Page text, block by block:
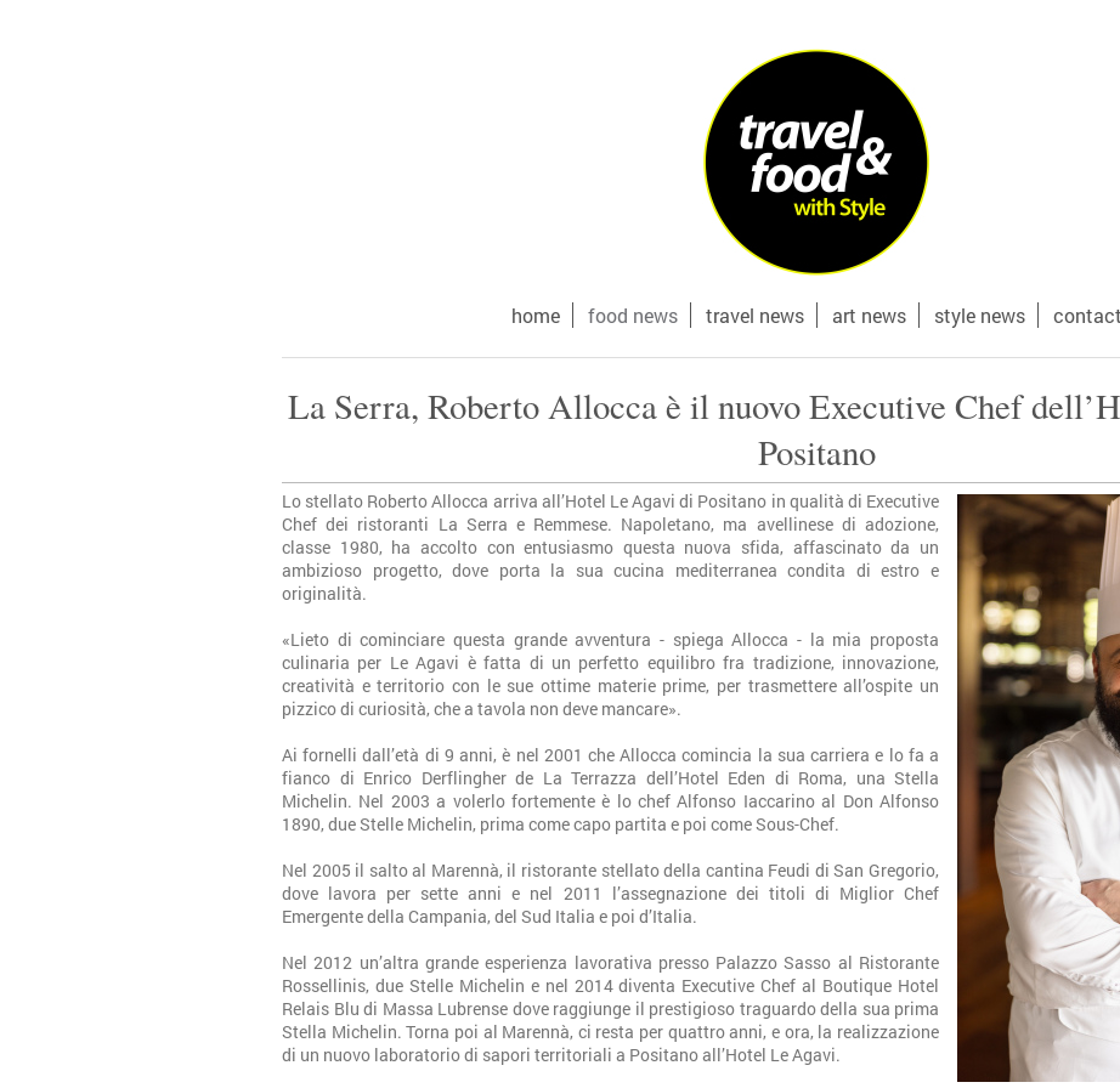
home food news travel news art news style news contact
La Serra, Roberto Allocca è il nuovo Executive Chef
Positano
Lo stellato Roberto Allocca arriva all’Hotel Le Agavi di Positano in qualità di Executive
Chef dei ristoranti La Serra e Remmese. Napoletano, ma avellinese di adozione,
classe 1980, ha accolto con entusiasmo questa nuova sfida, affascinato da un
ambizioso progetto, dove porta la sua cucina mediterranea condita di estro e
originalità.
«Lieto di cominciare questa grande avventura - spiega Allocca - la mia proposta
culinaria per Le Agavi è fatta di un perfetto equilibro fra tradizione, innovazione,
creatività e territorio con le sue ottime materie prime, per trasmettere all’ospite un
pizzico di curiosità, che a tavola non deve mancare».
Ai fornelli dall’età di 9 anni, è nel 2001 che Allocca comincia la sua carriera e lo fa a
fianco di Enrico Derflingher de La Terrazza dell’Hotel Eden di Roma, una Stella
Michelin. Nel 2003 a volerlo fortemente è lo chef Alfonso Iaccarino al Don Alfonso
1890, due Stelle Michelin, prima come capo partita e poi come Sous-Chef.
Nel 2005 il salto al Marennà, il ristorante stellato della cantina Feudi di San Gregorio,
dove lavora per sette anni e nel 2011 l’assegnazione dei titoli di Miglior Chef
Emergente della Campania, del Sud Italia e poi d’Italia.
Nel 2012 un’altra grande esperienza lavorativa presso Palazzo Sasso al Ristorante
Rossellinis, due Stelle Michelin e nel 2014 diventa Executive Chef al Boutique Hotel
Relais Blu di Massa Lubrense dove raggiunge il prestigioso traguardo della sua prima
Stella Michelin. Torna poi al Marennà, ci resta per quattro anni, e ora, la realizzazione
di un nuovo laboratorio di sapori territoriali a Positano all’Hotel Le Agavi.